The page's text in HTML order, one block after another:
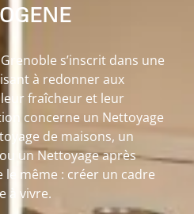
s’inscrit dans une
à redonner aux
fraîcheur et leur
concerne un Nettoyage
de maisons, un
un Nettoyage après
le même : créer un cadre
à vivre.